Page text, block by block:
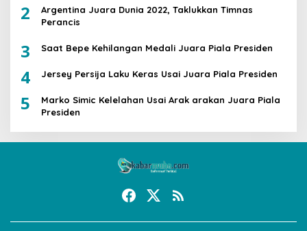
2
Argentina Juara Dunia 2022, Taklukkan Timnas
Perancis
3 Saat Bepe Kehilangan Medali Juara Piala Presiden
4 Jersey Persija Laku Keras Usai Juara Piala Presiden
5
Marko Simic Kelelahan Usai Arak arakan Juara Piala
Presiden